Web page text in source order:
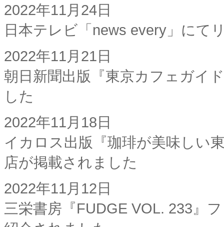
2022年11月24日
日本テレビ「news every」にて
2022年11月21日
朝日新聞出版『東京カフェガイ
した
2022年11月18日
イカロス出版『珈琲が美味しい
店が掲載されました
2022年11月12日
三栄書房『FUDGE VOL. 233』